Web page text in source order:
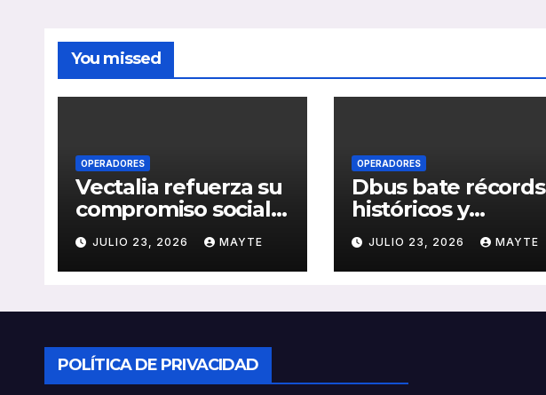
You missed
OPERADORES
Vectalia refuerza su
compromiso social y
medioambiental
con la publicación
de su Memoria de
JULIO 23, 2026 MAYTE
OPERADORES
Dbus bate récords
históricos y
consolida el auge
del transporte
público en San
JULIO 23, 2026 MAYTE
POLÍTICA DE PRIVACIDAD